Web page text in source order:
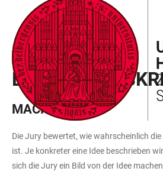
LINKS
ZUR
BARRIEREFREIHEIT
ZUM
HAUPTINHALT
HAUPTNAVIGATION
ÖFFNEN
WEBSEITENSUCHE
ÖFFNEN
IDEENWETTBEWERB
MACHBARKEIT
Die Jury bewertet, wie wahrscheinlich
ist. Je konkreter eine Idee beschrieben
sich die Jury ein Bild von der Idee